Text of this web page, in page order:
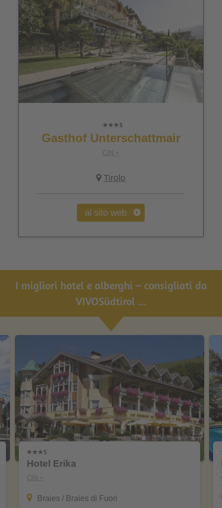
Gasthof Unterschattmair
CIN +
Tirolo
al sito web
I migliori hotel e alberghi – consigliati da
VIVOSüdtirol ...
Hotel Erika
CIN +
Braies / Braies di Fuori